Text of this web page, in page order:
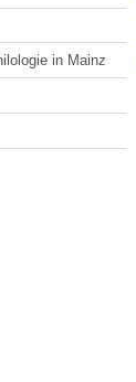
in Mainz